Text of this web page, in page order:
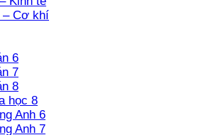
– Cơ khí
6
7
8
học 8
Anh 6
Anh 7